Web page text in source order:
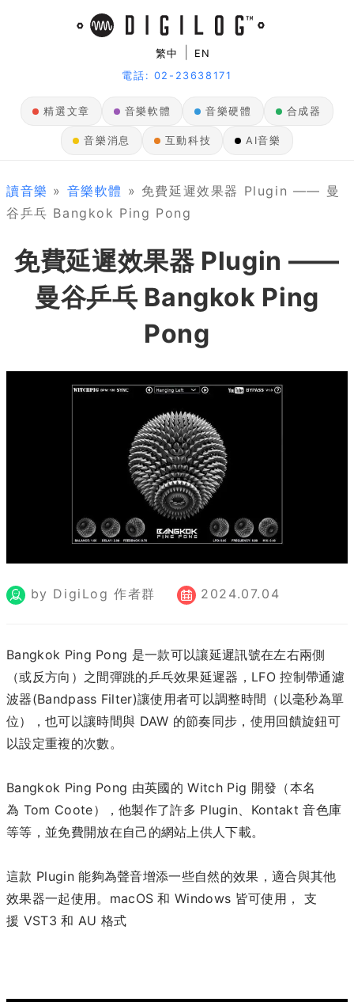
繁中
EN
電話: 02-23638171
精選文章 音樂軟體 音樂硬體 合成器
音樂消息 互動科技 AI音樂
讀音樂 » 音樂軟體 » 免費延遲效果器 Plugin —— 曼
谷乒乓 Bangkok Ping Pong
免費延遲效果器 Plugin ——
曼谷乒乓 Bangkok Ping
Pong
by DigiLog 作者群 2024.07.04
Bangkok Ping Pong 是一款可以讓延遲訊號在左右兩側
（或反方向）之間彈跳的乒乓效果延遲器，LFO 控制帶通濾
波器(Bandpass Filter)讓使用者可以調整時間（以毫秒為單
位），也可以讓時間與 DAW 的節奏同步，使用回饋旋鈕可
以設定重複的次數。
Bangkok Ping Pong 由英國的 Witch Pig 開發（本名
為 Tom Coote），他製作了許多 Plugin、Kontakt 音色庫
等等，並免費開放在自己的網站上供人下載。
這款 Plugin 能夠為聲音增添一些自然的效果，適合與其他
效果器一起使用。macOS 和 Windows 皆可使用， 支
援 VST3 和 AU 格式